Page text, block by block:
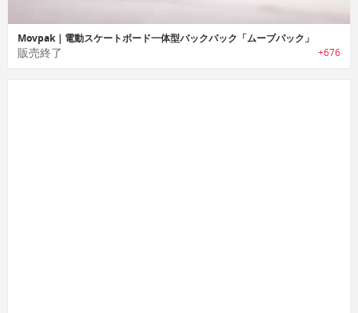
Movpak｜電動スケートボード一体型バックパック「ムーブパック」
販売終了 +676